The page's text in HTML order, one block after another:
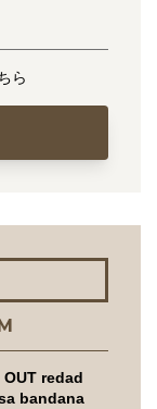
ら
OUT redad
bandana